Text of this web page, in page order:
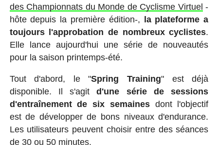
des Championnats du Monde de Cyclisme Virtuel -
hôte depuis la première édition-,
la plateforme a
toujours l'approbation de nombreux cyclistes.
Elle lance aujourd'hui une série de nouveautés
pour la saison printemps-été.
Tout d'abord, le "Spring Training" est déjà
disponible. Il s'agitd'une série de sessions
d'entraînement de six semainesdont l'objectif
est de développer de bons niveaux d'endurance.
Les utilisateurs peuvent choisir entre des séances
de 30 ou 50 minutes.